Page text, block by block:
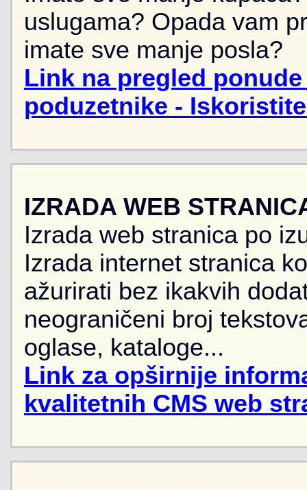
uslugama? Opada vam
imate sve manje posla?
Link na pregled
poduzetnike -
IZRADA WEB
Izrada web stranica po
Izrada internet stranica
ažurirati bez ikakvih
neograničeni broj
oglase, kataloge...
Link za opširnije
kvalitetnih CMS web